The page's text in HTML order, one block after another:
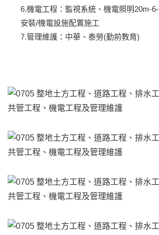
6.機電工程：監視系統、機電照明20m-
安裝/機電設施配置施工
7.管理維護：中華、泰勞(勤前教育)